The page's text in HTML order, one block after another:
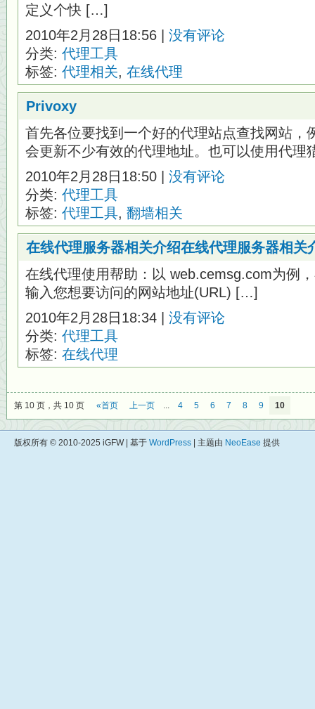
定义个快 […]
2010年2月28日18:56 | 没有评论
分类: 代理工具
标签: 代理相关, 在线代理
Privoxy
首先各位要找到一个好的代理站点查找网站，
会更新不少有效的代理地址。也可以使用代
2010年2月28日18:50 | 没有评论
分类: 代理工具
标签: 代理工具, 翻墙相关
在线代理服务器相关介绍在线代理服务器相关
在线代理使用帮助：以 web.cemsg.com为例
输入您想要访问的网站地址(URL) […]
2010年2月28日18:34 | 没有评论
分类: 代理工具
标签: 在线代理
第 10 页，共 10 页 «首页 上一页 ... 4 5 6 7 8 9 10
版权所有 © 2010-2025 iGFW | 基于 WordPress | 主题由 NeoEase 提供